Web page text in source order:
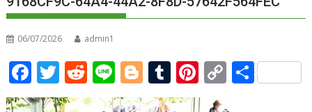
06/07/2026 admin1
F
ac
T
w
R
e
Li
n
Bl
o
T
u
Pi
nt
C S